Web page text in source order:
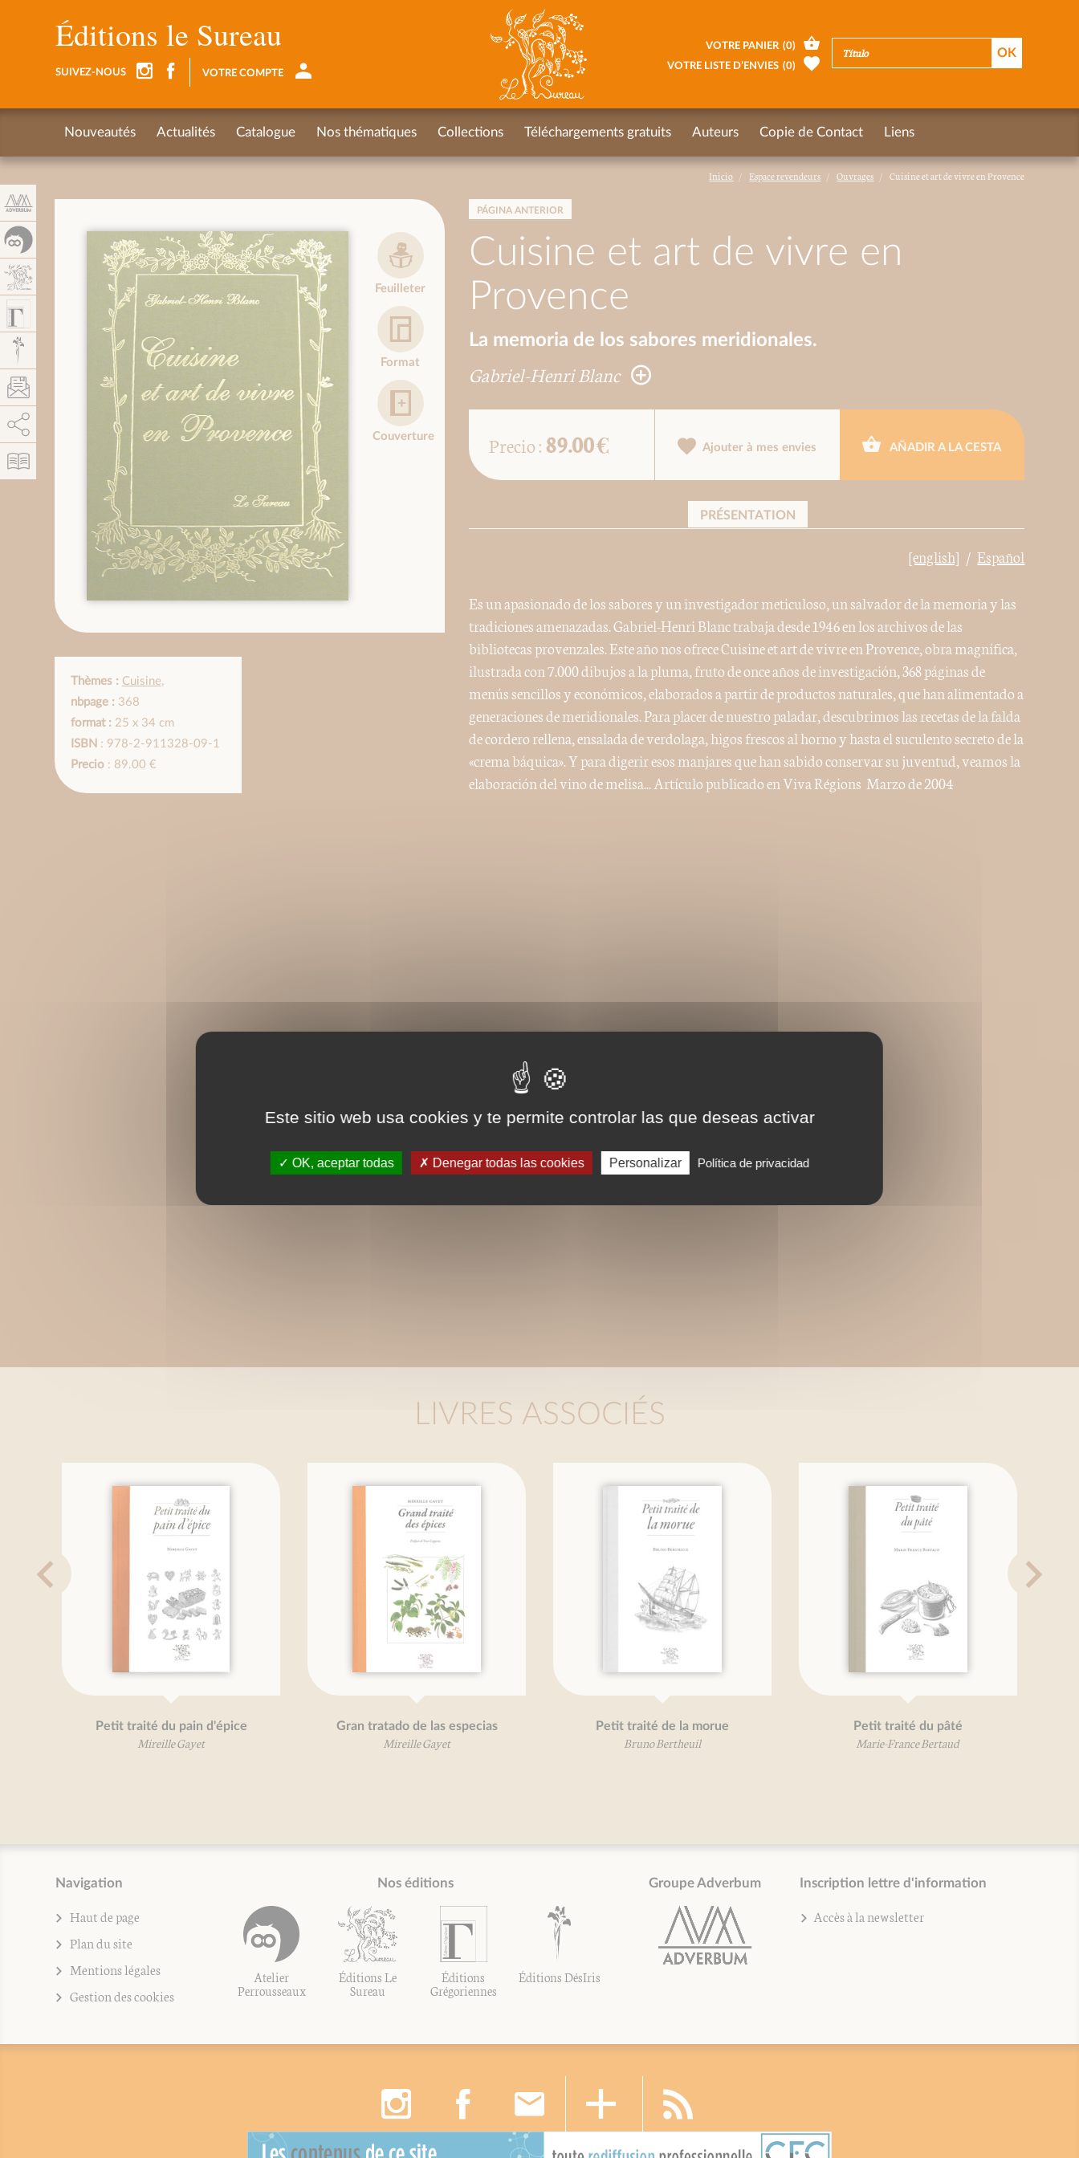
Inicio Espace revendeurs Ouvrages Cuisine et art de vivre en Provence
PÁGINA ANTERIOR
Cuisine et art de vivre en
Provence
La memoria de los sabores meridionales.
Gabriel-Henri Blanc
Feuilleter
Format
Couverture
Thèmes : Cuisine,
nbpage :368
format :25 x 34 cm
ISBN : 978-2-911328-09-1
Precio: 89.00 €
Precio :89.00 € Ajouter à mes envies AÑADIR A LA CESTA
PRÉSENTATION
[english] Español
Es un apasionado de los sabores y un investigador meticuloso, un salvador de la memoria y las
tradiciones amenazadas. Gabriel-Henri Blanc trabaja desde 1946 en los archivos de las
bibliotecas provenzales. Este año nos ofrece Cuisine et art de vivre en Provence, obra magnífica,
ilustrada con 7.000 dibujos a la pluma, fruto de once años de investigación, 368 páginas de
menús sencillos y económicos, elaborados a partir de productos naturales, que han alimentado a
generaciones de meridionales. Para placer de nuestro paladar, descubrimos las recetas de la falda
de cordero rellena, ensalada de verdolaga, higos frescos al horno y hasta el suculento secreto de la
«crema báquica». Y para digerir esos manjares que han sabido conservar su juventud, veamos la
elaboración del vino de melisa... Artículo publicado en Viva Régions  Marzo de 2004
LIVRES ASSOCIÉS
Petit traité du pain d'épice
Mireille Gayet
Gran tratado de las especias
Mireille Gayet
Petit traité de la morue
Bruno Bertheuil
Petit traité du pâté
Marie-France Bertaud
Navigation
Haut de page
Plan du site
Mentions légales
Gestion des cookies
Nos éditions
Atelier
Perrousseaux
Éditions Le
Sureau
Éditions
Grégoriennes
Éditions DésIris
Groupe Adverbum Inscription lettre d'information
Accès à la newsletter
Éditions le Sureau
SUIVEZ-NOUS VOTRE COMPTE
VOTRE PANIER (0)
VOTRE LISTE D’ENVIES (0)
Nouveautés Actualités Catalogue Nos thématiques Collections Téléchargements gratuits Auteurs Copie de Contact Liens
AddThis está deshabilitado.
Este sitio web usa cookies y te permite controlar las que deseas activar
OK, aceptar todas Denegar todas las cookies Personalizar Política de privacidad